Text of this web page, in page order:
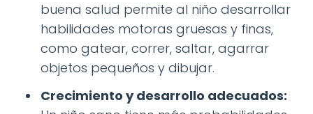
buena salud permite al niño desarrollar
habilidades motoras gruesas y finas,
como gatear, correr, saltar, agarrar
objetos pequeños y dibujar.
Crecimiento y desarrollo adecuados: